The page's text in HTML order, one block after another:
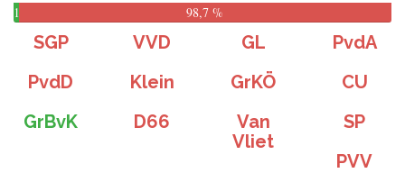
1,3
98,7 %
SGP VVD GL
PvdA
PvdD
Klein GrKÖ
CU
GrBvK
D66
Van
Vliet
SP
PVV